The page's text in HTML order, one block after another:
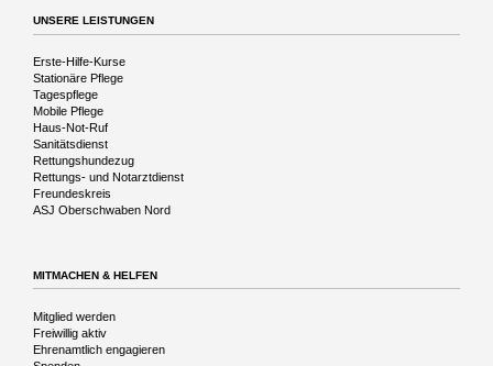
UNSERE LEISTUNGEN
Navigation
überspringen
Erste-Hilfe-Kurse
Stationäre Pflege
Tagespflege
Mobile Pflege
Haus-Not-Ruf
Sanitätsdienst
Rettungshundezug
Rettungs- und Notarztdienst
Freundeskreis
ASJ Oberschwaben Nord
MITMACHEN & HELFEN
Navigation
überspringen
Mitglied werden
Freiwillig aktiv
Ehrenamtlich engagieren